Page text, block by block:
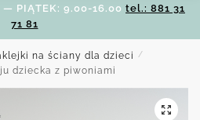
PIĄTEK: 9.00-16.00 tel.: 881 31
71 81
na ściany dla dzieci /
dziecka z piwoniami